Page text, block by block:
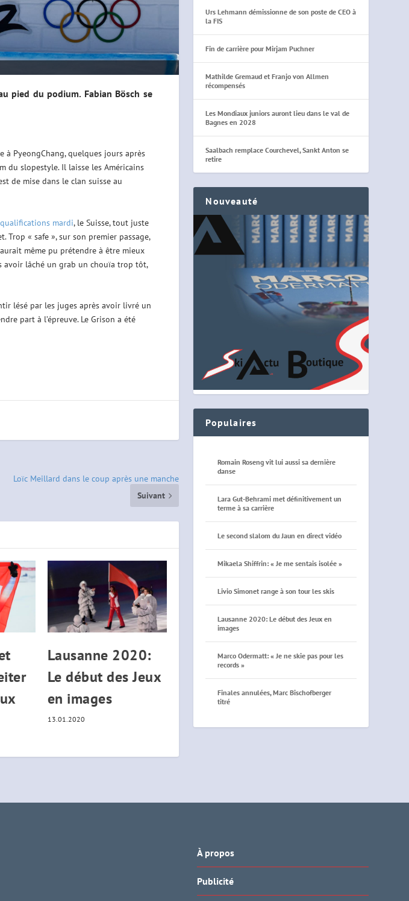
pied du podium. Fabian Bösch se
à PyeongChang, quelques jours après
du slopestyle. Il laisse les Américains
de mise dans le clan suisse au
mardi, le Suisse, tout juste
Trop « safe », sur son premier passage,
même pu prétendre à être mieux
avoir lâché un grab un chouïa trop tôt,
lésé par les juges après avoir livré un
part à l’épreuve. Le Grison a été
Loïc Meillard dans le coup après une manche
Suivant
Lausanne 2020:
Le début des Jeux
en images
13.01.2020
Urs Lehmann démissionne de son poste de CEO à
la FIS
Fin de carrière pour Mirjam Puchner
Mathilde Gremaud et Franjo von Allmen
récompensés
Les Mondiaux juniors auront lieu dans le val de
Bagnes en 2028
Saalbach remplace Courchevel, Sankt Anton se
retire
Nouveauté
Populaires
Romain Roseng vit lui aussi sa dernière
danse
Lara Gut-Behrami met définitivement un
terme à sa carrière
Le second slalom du Jaun en direct vidéo
Mikaela Shiffrin: « Je me sentais isolée »
Livio Simonet range à son tour les skis
Lausanne 2020: Le début des Jeux en
images
Marco Odermatt: « Je ne skie pas pour les
records »
Finales annulées, Marc Bischofberger
titré
À propos
Publicité